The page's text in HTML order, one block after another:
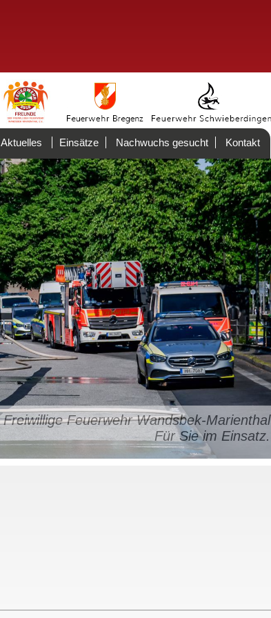
Aktuelles Einsätze Nachwuchs gesucht Kontakt
Freiwillige Feuerwehr Wandsbek-Marienthal
Für Sie im Einsatz.